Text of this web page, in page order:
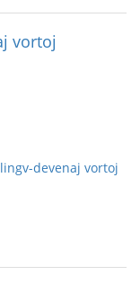
vortoj
devenaj vortoj